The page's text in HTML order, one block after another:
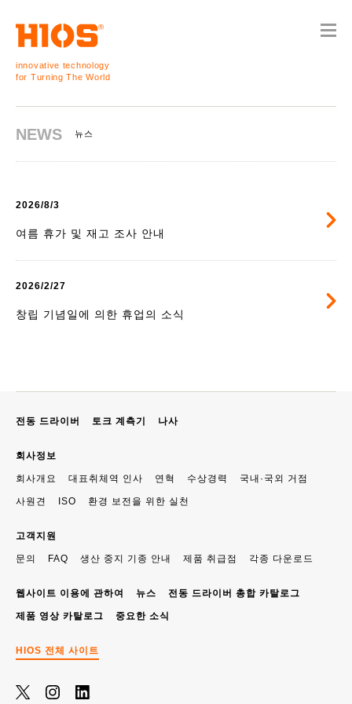
innovative technology
for Turning The World
NEWS 뉴스
2026/8/3
여름 휴가 및 재고 조사 안내
2026/2/27
창립 기념일에 의한 휴업의 소식
전동 드라이버 토크 계측기 나사
회사정보
회사개요 대표취체역 인사 연혁 수상경력 국내·국외 거점
사원견 ISO 환경 보전을 위한 실천
고객지원
문의 FAQ 생산 중지 기종 안내 제품 취급점 각종 다운로드
웹사이트 이용에 관하여 뉴스 전동 드라이버 총합 카탈로그
제품 영상 카탈로그 중요한 소식
HIOS 전체 사이트